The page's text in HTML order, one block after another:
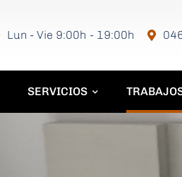
Lun - Vie 9:00h - 19:00h
SERVICIOS